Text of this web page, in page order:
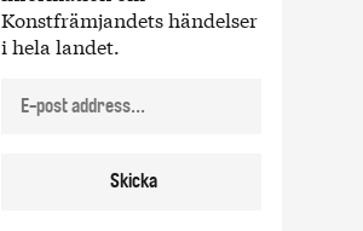
Konstfrämjandets händelser
i hela landet.
Skicka